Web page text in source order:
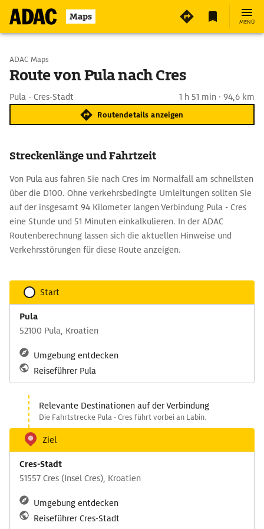
Maps MENÜ
Start wählen
ADAC Maps
Route von Pula nach Cres
Pula - Cres-Stadt 1 h 51 min · 94,6 km
Routendetails anzeigen
Streckenlänge und Fahrtzeit
Von Pula aus fahren Sie nach Cres im Normalfall am schnellsten
über die D100. Ohne verkehrsbedingte Umleitungen sollten Sie
auf der insgesamt 94 Kilometer langen Verbindung Pula - Cres
eine Stunde und 51 Minuten einkalkulieren. In der ADAC
Routenberechnung lassen sich die aktuellen Hinweise und
Verkehrsstörungen für diese Route anzeigen.
Start
Pula
52100 Pula, Kroatien
Umgebung entdecken
Reiseführer Pula
Relevante Destinationen auf der Verbindung
Die Fahrtstrecke Pula - Cres führt vorbei an Labin.
Ziel
Cres-Stadt
51557 Cres (Insel Cres), Kroatien
Umgebung entdecken
Reiseführer Cres-Stadt